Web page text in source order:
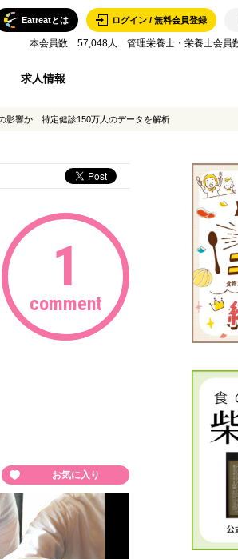
ログイン / 無料会員登録
Eatreatとは
本会員数 57,048人 管理栄養士・栄養士会
求人情報
影響か 特定健診150万人のデータを解析
1
comment
お気に入り